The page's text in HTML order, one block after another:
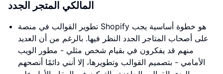
المالكي المتجر الجدد
تطوير القوالب في منصة Shopify هو خطوة أساسية يجب
على أصحاب المتاجر الجدد النظر فيها. بالرغم من أن العديد
منهم قد يفكرون في بقيام شخص مثلي - مطور الويب
الأمامي - بتصميم القوالب وتطويرها، إلا أنني دائمًا أنصحهم